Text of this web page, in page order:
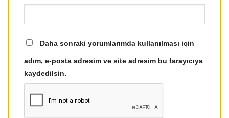
Daha sonraki yorumlarımda kullanılması için
adım, e-posta adresim ve site adresim bu tarayıcıya
kaydedilsin.